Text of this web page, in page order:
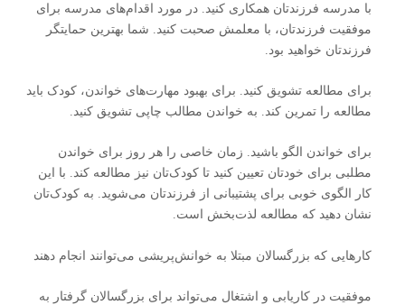
با مدرسه فرزندتان همکاری کنید. در مورد اقدام‌های مدرسه برای
موفقیت فرزندتان، با معلمش صحبت کنید. شما بهترین حمایتگر
فرزندتان خواهید بود.
برای مطالعه تشویق کنید. برای بهبود مهارت‌های خواندن، کودک باید
مطالعه را تمرین کند. به خواندن مطالب چاپی تشویق کنید.
برای خواندن الگو باشید. زمان خاصی را هر روز برای خواندن
مطلبی برای خودتان تعیین کنید تا کودک‌تان نیز مطالعه کند. با این
کار الگوی خوبی برای پشتیبانی از فرزندتان می‌شوید. به کودک‌تان
نشان دهید که مطالعه لذت‌بخش است.
کارهایی که بزرگسالان مبتلا به خوانش‌پریشی می‌توانند انجام دهند
موفقیت در کاریابی و اشتغال می‌تواند برای بزرگسالان گرفتار به